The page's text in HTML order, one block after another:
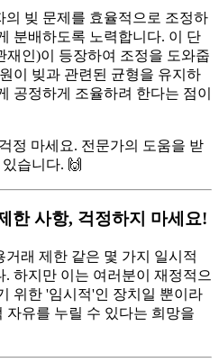
빚 문제를 효율적으로 조정하
분배하도록 노력합니다. 이 단
인)이 등장하여 조정을 도와줍
이 빚과 관련된 균형을 유지하
공정하게 조율하려 한다는 점이
정 마세요. 전문가의 도움을 받
습니다. 🙌
한 사항, 걱정하지 마세요!
래 제한 같은 몇 가지 일시적
하지만 이는 여러분이 재정적으
위한 '임시적'인 장치일 뿐이라
자유를 누릴 수 있다는 희망을